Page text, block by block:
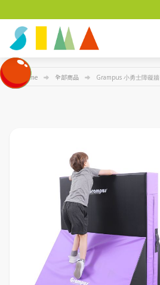
Home 全部商品 Grampus 小勇士障礙牆